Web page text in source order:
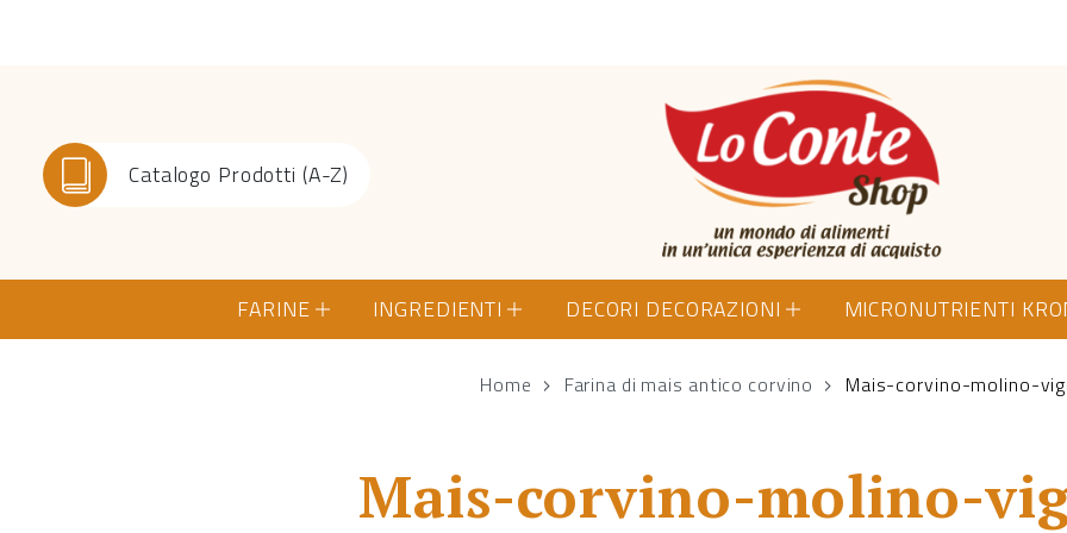
Catalogo Prodotti (A-Z)
Lo Conte Shop
FARINE INGREDIENTI DECORI DECORAZIONI MICRONUTRIENTI
Home Farina di mais antico corvino Mais-corvino-molino-
Mais-corvino-molino-